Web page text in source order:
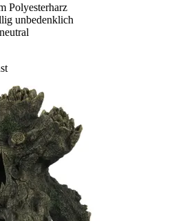
Polyesterharz
unbedenklich